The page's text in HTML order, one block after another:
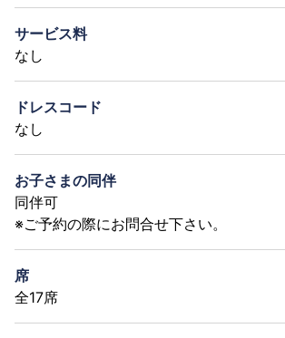
サービス料
なし
ドレスコード
なし
お子さまの同伴
同伴可
※ご予約の際にお問合せ下さい。
席
全17席